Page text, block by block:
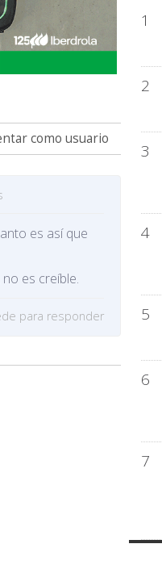
como usuario
es así que
es creíble.
para responder
1
2
3
4
5
6
7